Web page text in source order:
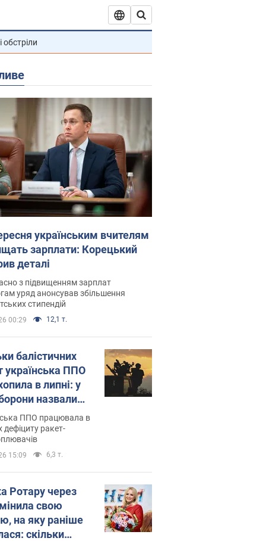
обстріли
українським вчителям
зарплати: Корецький
деталі
з підвищенням зарплат
уряд анонсував збільшення
стипендій
00:29 12,1 т.
балістичних
українська ППО
в липні: у
назвали
ППО працювала в
дефіциту ракет-
15:09 6,3 т.
Ротару через
свою
на яку раніше
скільки